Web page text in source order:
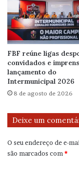
FBF reúne ligas
convidados e
lançamento do
Intermunicipal 2026
8 de agosto de 2026
Deixe um
O seu endereço de e-
são marcados com*